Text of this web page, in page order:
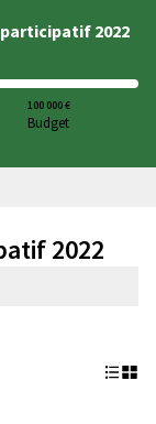
2022
100 000 €
Budget
2022